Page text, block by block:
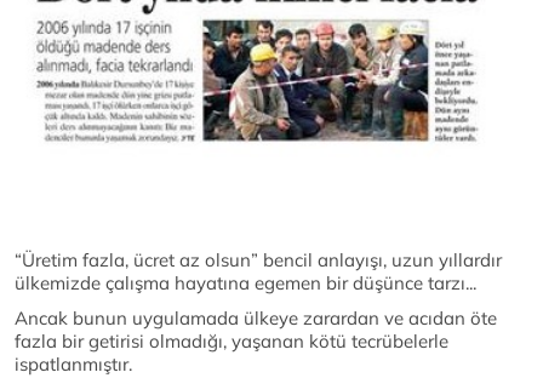
“Üretim fazla, ücret az olsun” bencil anlayışı, uzun yıllardır
ülkemizde çalışma hayatına egemen bir düşünce tarzı...
Ancak bunun uygulamada ülkeye zarardan ve acıdan öte
fazla bir getirisi olmadığı, yaşanan kötü tecrübelerle
ispatlanmıştır.